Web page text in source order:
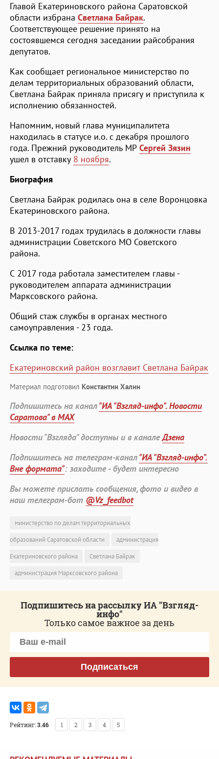
Главой Екатериновского района Саратовской
области избрана Светлана Байрак.
Соответствующее решение принято на
состоявшемся сегодня заседании райсобрания
депутатов.
Как сообщает региональное министерство по
делам территориальных образований области,
Светлана Байрак приняла присягу и приступила к
исполнению обязанностей.
Напомним, новый глава муниципалитета
находилась в статусе и.о. с декабря прошлого
года. Прежний руководитель МР Сергей Зязин
ушел в отставку 8 ноября.
Биография
Светлана Байрак родилась она в селе Воронцовка
Екатериновского района.
В 2013-2017 годах трудилась в должности главы
администрации Советского МО Советского
района.
С 2017 года работала заместителем главы -
руководителем аппарата администрации
Марксовского района.
Общий стаж службы в органах местного
самоуправления - 23 года.
Ссылка по теме:
Екатериновский район возглавит Светлана Байрак
Материал подготовил Константин Халин
Подпишитесь на канал"ИА "Взгляд-инфо". Новости
Саратова" в MAX
Новости "Взгляда" доступны и в каналеДзена
Подпишитесь на телеграм-канал"ИА "Взгляд-инфо".
Вне формата": заходите - будет интересно
Вы можете прислать сообщения, фото и видео в
наш телеграм-бот @Vz_feedbot
министерство по делам территориальных
образований Саратовской области
администрация
Екатериновского района
Светлана Байрак
администрация Марксовского района
Подпишитесь на рассылку ИА "Взгляд-
инфо"
Только самое важное за день
Подписаться
Рейтинг:3.46 1 2 3 4 5